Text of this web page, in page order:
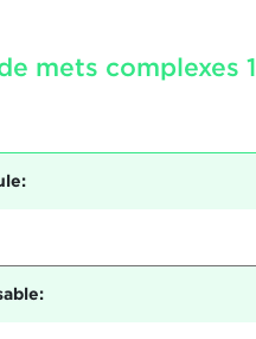
mets complexes 1